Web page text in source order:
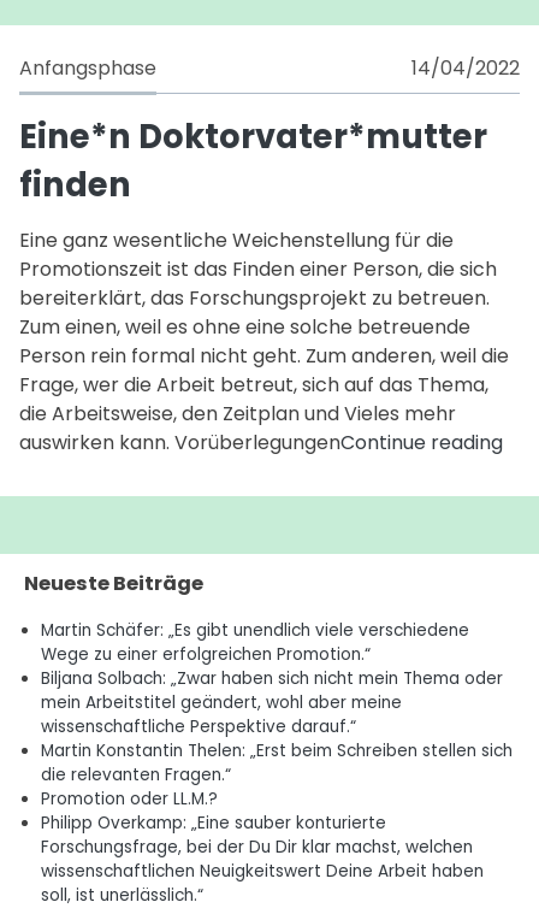
Anfangsphase 14/04/2022
Eine*n Doktorvater*mutter
finden
Eine ganz wesentliche Weichenstellung für die
Promotionszeit ist das Finden einer Person, die sich
bereiterklärt, das Forschungsprojekt zu betreuen.
Zum einen, weil es ohne eine solche betreuende
Person rein formal nicht geht. Zum anderen, weil die
Frage, wer die Arbeit betreut, sich auf das Thema,
die Arbeitsweise, den Zeitplan und Vieles mehr
auswirken kann. VorüberlegungenContinue reading
Neueste Beiträge
Martin Schäfer: „Es gibt unendlich viele verschiedene
Wege zu einer erfolgreichen Promotion.“
Biljana Solbach: „Zwar haben sich nicht mein Thema oder
mein Arbeitstitel geändert, wohl aber meine
wissenschaftliche Perspektive darauf.“
Martin Konstantin Thelen: „Erst beim Schreiben stellen sich
die relevanten Fragen.“
Promotion oder LL.M.?
Philipp Overkamp: „Eine sauber konturierte
Forschungsfrage, bei der Du Dir klar machst, welchen
wissenschaftlichen Neuigkeitswert Deine Arbeit haben
soll, ist unerlässlich.“